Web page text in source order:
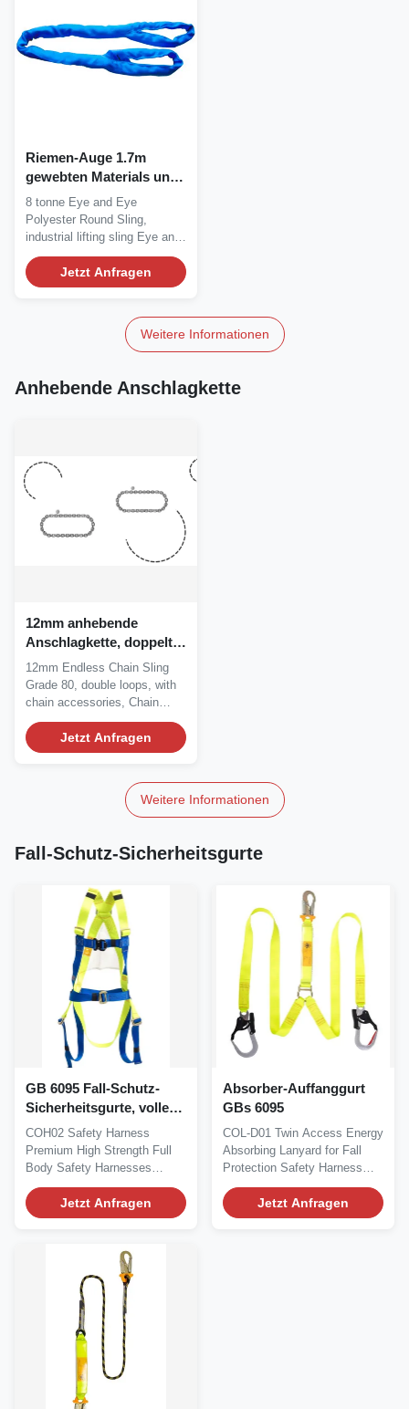
Riemen-Auge 1.7m
gewebten Materials und
Auge
8 tonne Eye and Eye
Polyester Round Sling,
industrial lifting sling Eye and
eye type Polyester...
Jetzt Anfragen
Weitere Informationen
Anhebende Anschlagkette
12mm anhebende
Anschlagkette, doppelter
Bein-Riemen des Grad-
80
12mm Endless Chain Sling
Grade 80, double loops, with
chain accessories, Chain
Sling Assembly,...
Jetzt Anfragen
Weitere Informationen
Fall-Schutz-Sicherheitsgurte
GB 6095 Fall-Schutz-
Sicherheitsgurte, voller
Auffanggurt für Funktion
auf Höhe
COH02 Safety Harness
Premium High Strength Full
Body Safety Harnesses
(brand name: COBAIN)...
Jetzt Anfragen
Absorber-Auffanggurt
GBs 6095
COL-D01 Twin Access Energy
Absorbing Lanyard for Fall
Protection Safety Harness
Description...
Jetzt Anfragen